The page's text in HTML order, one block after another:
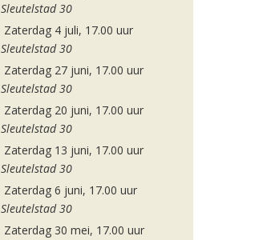
Sleutelstad 30
Zaterdag 4 juli, 17.00 uur
Sleutelstad 30
Zaterdag 27 juni, 17.00 uur
Sleutelstad 30
Zaterdag 20 juni, 17.00 uur
Sleutelstad 30
Zaterdag 13 juni, 17.00 uur
Sleutelstad 30
Zaterdag 6 juni, 17.00 uur
Sleutelstad 30
Zaterdag 30 mei, 17.00 uur